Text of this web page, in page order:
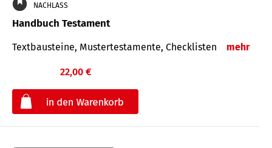
NACHLASS
Handbuch Testament
Textbausteine, Mustertestamente, Checklisten mehr
22,00 €